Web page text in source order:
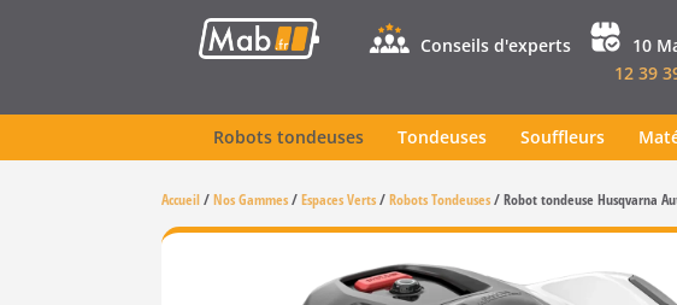
Conseils d'experts 10
12 39
Robots tondeuses Tondeuses Souffleurs
Accueil/Nos Gammes/Espaces Verts/Robots Tondeuses/Robot tondeuse Husqvarna